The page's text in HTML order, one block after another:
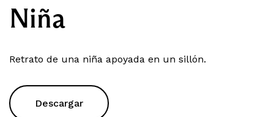
Niña
Retrato de una niña apoyada en un sillón.
Descargar